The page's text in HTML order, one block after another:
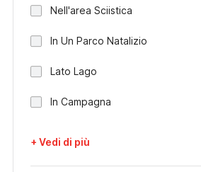
Nell'area Sciistica
In Un Parco Natalizio
Lato Lago
In Campagna
+ Vedi di più